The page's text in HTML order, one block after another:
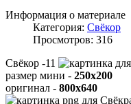
Информация о материале
Категория: Свёкор
Просмотров: 316
Свёкор -11
размер мини - 250x200
оригинал - 800x640